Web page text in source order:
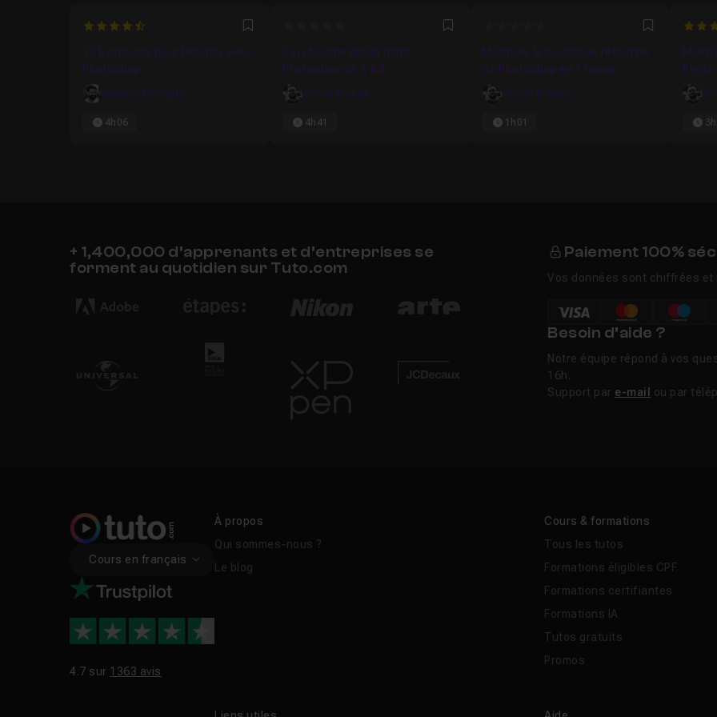
4.7638888888889 Favori
15 Exercices pour Débuter avec
Photoshop
Antoine Defarges
4h06
Favori
La retouche photo dans
Photoshop de A à Z
Olivier Krakus
4h41
Favori
Maîtriser les outils de retouche
de Photoshop en 1 heure
Olivier Krakus
1h01
4.2
Photo
+ 1,400,000 d’apprenants et d’entreprises se
forment au quotidien sur Tuto.com
Paiement 100%
Vos données sont chiffrées
Besoin d’aide ?
Notre équipe répond à vos
16h.
Support par e-mail ou par
Cours en français
4.7 sur 1363 avis
À propos
Qui sommes-nous ?
Le blog
Cours & formations
Tous les tutos
Formations éligibles CPF
Formations certifiantes
Formations IA
Tutos gratuits
Promos